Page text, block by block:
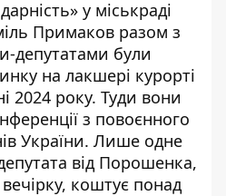
у міськраді
Примаков разом з
депутатами були
на лакшері курорті
2024 року. Туди вони
з повоєнного
України. Лише одне
від Порошенка,
коштує понад